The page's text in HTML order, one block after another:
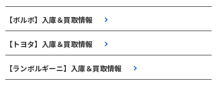
【ボルボ】入庫＆買取情報
【トヨタ】入庫＆買取情報
【ランボルギーニ】入庫＆買取情報